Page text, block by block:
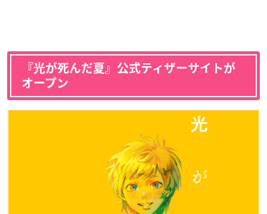
『光が死んだ夏』公式ティザーサイトが
オープン